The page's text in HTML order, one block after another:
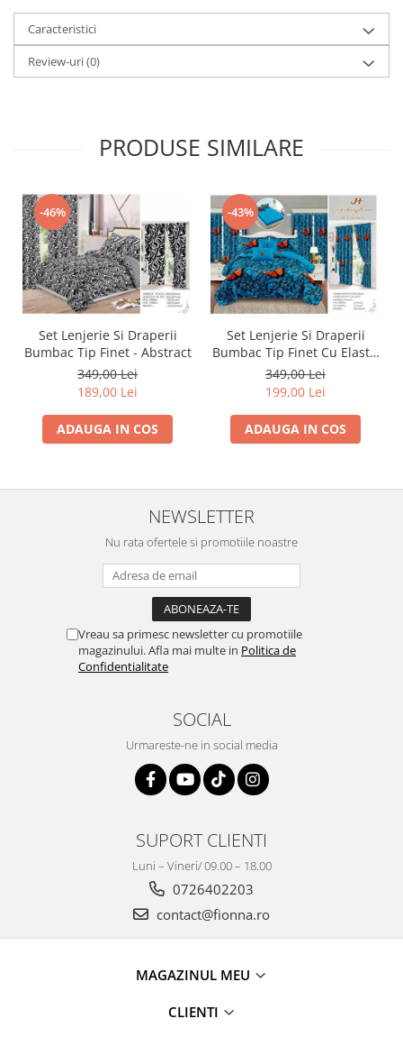
Caracteristici
Review-uri(0)
PRODUSE SIMILARE
-46%
Set Lenjerie Si Draperii
Bumbac Tip Finet - Abstract
349,00 Lei
189,00 Lei
ADAUGA IN COS
-43%
Set Lenjerie Si Draperii
Bumbac Tip Finet Cu Elastic
- Dansul Fluturilor
349,00 Lei
199,00 Lei
ADAUGA IN COS
NEWSLETTER
Nu rata ofertele si promotiile noastre
Vreau sa primesc newsletter cu promotiile
magazinului. Afla mai multe in Politica de
Confidentialitate
SOCIAL
Urmareste-ne in social media
SUPORT CLIENTI
Luni – Vineri/ 09.00 – 18.00
0726402203
contact@fionna.ro
MAGAZINUL MEU
CLIENTI